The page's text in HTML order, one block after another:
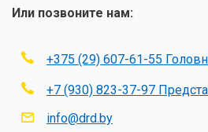
Или позвоните нам:
+375 (29) 607-61-55
+7 (930) 823-37-97
info@drd.by